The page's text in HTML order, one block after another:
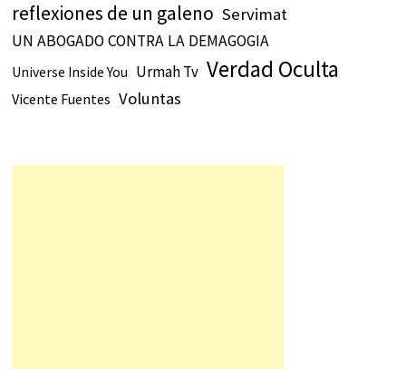
reflexiones de un galeno Servimat
UN ABOGADO CONTRA LA DEMAGOGIA
Universe Inside You Urmah Tv Verdad Oculta
Vicente Fuentes Voluntas